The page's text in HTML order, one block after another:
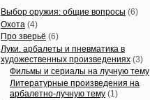
Выбор оружия: общие вопросы (6)
Охота (4)
Про зверьё (6)
Луки. арбалеты и пневматика в
художественных произведениях (3)
Фильмы и сериалы на лучную тему
Литературные произведения на
арбалетно-лучную тему (1)